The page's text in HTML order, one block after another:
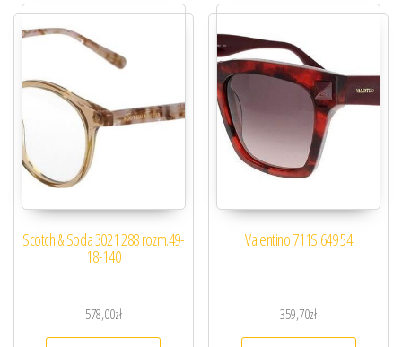
Scotch & Soda 3021 288 rozm.49-
18-140
578,00zł
Valentino 711S 649 54
359,70zł